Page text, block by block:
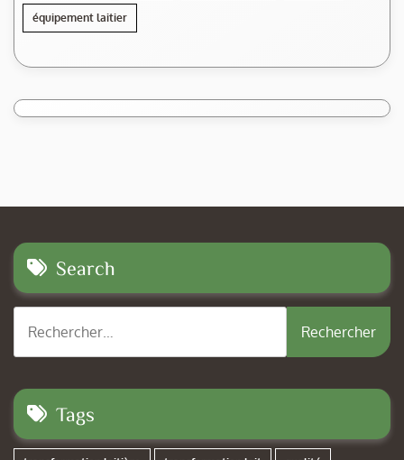
équipement laitier
Search
Tags